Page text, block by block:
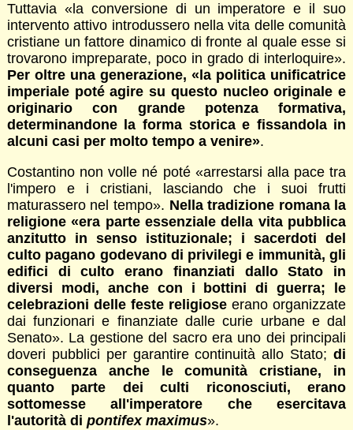
Tuttavia «la conversione di un imperatore e il suo
intervento attivo introdussero nella vita delle comunità
cristiane un fattore dinamico di fronte al quale esse si
trovarono impreparate, poco in grado di interloquire».
Per oltre una generazione, «la politica unificatrice
imperiale poté agire su questo nucleo originale e
originario con grande potenza formativa,
determinandone la forma storica e fissandola in
alcuni casi per molto tempo a venire».
Costantino non volle né poté «arrestarsi alla pace tra
l'impero e i cristiani, lasciando che i suoi frutti
maturassero nel tempo». Nella tradizione romana la
religione «era parte essenziale della vita pubblica
anzitutto in senso istituzionale; i sacerdoti del
culto pagano godevano di privilegi e immunità, gli
edifici di culto erano finanziati dallo Stato in
diversi modi, anche con i bottini di guerra; le
celebrazioni delle feste religiose erano organizzate
dai funzionari e finanziate dalle curie urbane e dal
Senato». La gestione del sacro era uno dei principali
doveri pubblici per garantire continuità allo Stato;di
conseguenza anche le comunità cristiane, in
quanto parte dei culti riconosciuti, erano
sottomesse all'imperatore che esercitava
l'autorità di pontifex maximus».